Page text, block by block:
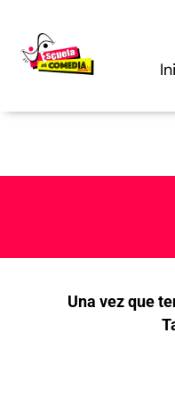
contenido
Una vez que